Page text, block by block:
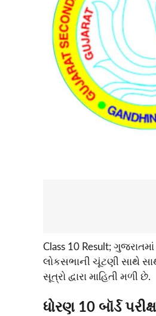
Class 10 Result;
લોકસભાની ચૂંટણી સાથે
સૂત્રો દ્વારા માહિતી મળી છે.
ધોરણ 10 બૉર્ડ